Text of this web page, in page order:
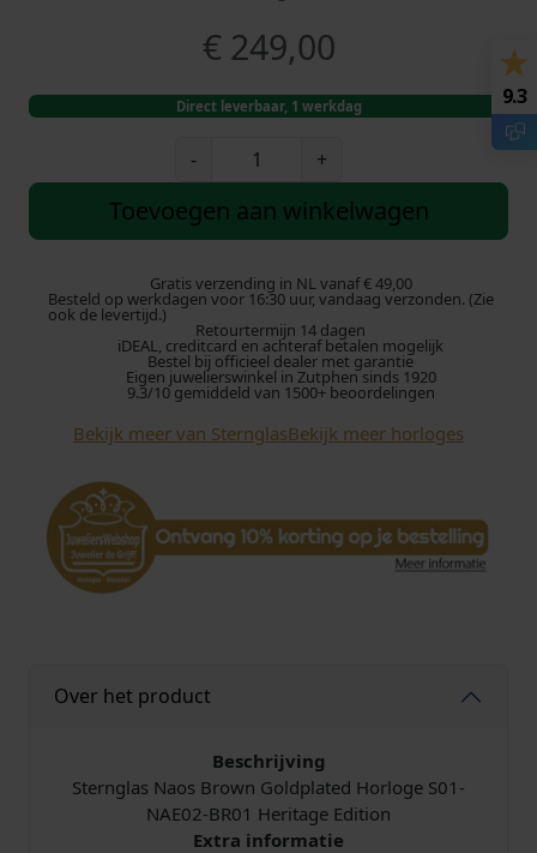
€249,00
Direct leverbaar, 1 werkdag
-
e
g
l
s
N
o
e
r
H
e
n
+
Toevoegen aan winkelwagen
Gratis verzending in NL vanaf € 49,00
Besteld op werkdagen voor 16:30 uur, vandaag verzonden. (Zie
ook de levertijd.)
Retourtermijn 14 dagen
iDEAL, creditcard en achteraf betalen mogelijk
Bestel bij officieel dealer met garantie
Eigen juwelierswinkel in Zutphen sinds 1920
9.3/10 gemiddeld van 1500+ beoordelingen
Bekijk meer van SternglasBekijk meer horloges
Over het product
Beschrijving
Sternglas Naos Brown Goldplated Horloge S01-
NAE02-BR01 Heritage Edition
Extra informatie
9.3